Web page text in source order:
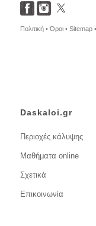
Πολιτική •Όροι • Sitemap •
Daskaloi.gr
Περιοχές κάλυψης
Μαθήματα online
Σχετικά
Επικοινωνία